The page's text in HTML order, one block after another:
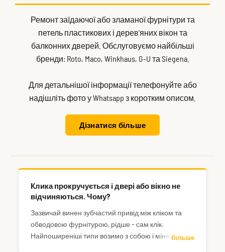
Ремонт заїдаючої або зламаної фурнітури та
петель пластикових і дерев’яних вікон та
балконних дверей. Обслуговуємо найбільші
бренди: Roto, Maco, Winkhaus, G-U та Siegena.
Для детальнішої інформації телефонуйте або
надішліть фото у Whatsapp з коротким описом.
Дізнатися більше
Клика прокручується і двері або вікно не
відчиняються. Чому?
Зазвичай винен зубчастий привід між кліком та
обводовою фурнітурою, рідше – сам клік.
Найпоширеніші типи возимо з собою і міняємо на
більше